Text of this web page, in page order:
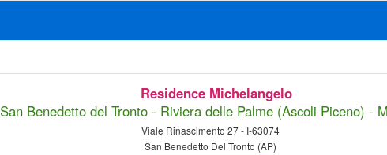
Residence Michelangelo
San Benedetto del Tronto - Riviera delle Palme (Ascoli Piceno) -
Viale Rinascimento 27 - I-63074
San Benedetto Del Tronto (AP)